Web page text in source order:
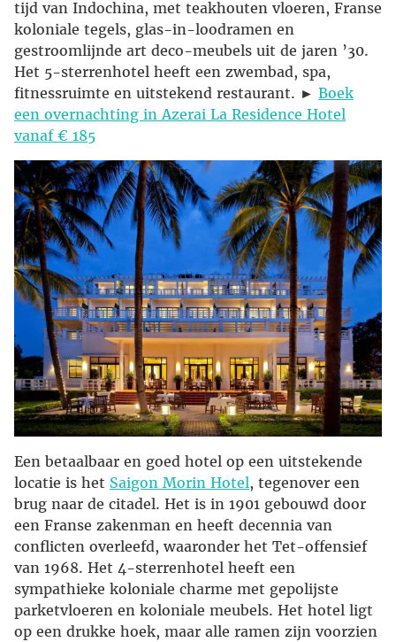
tijd van Indochina, met teakhouten vloeren, Franse
koloniale tegels, glas-in-loodramen en
gestroomlijnde art deco-meubels uit de jaren ’30.
Het 5-sterrenhotel heeft een zwembad, spa,
fitnessruimte en uitstekend restaurant. ► Boek
een overnachting in Azerai La Residence Hotel
vanaf € 185
Een betaalbaar en goed hotel op een uitstekende
locatie is het Saigon Morin Hotel, tegenover een
brug naar de citadel. Het is in 1901 gebouwd door
een Franse zakenman en heeft decennia van
conflicten overleefd, waaronder het Tet-offensief
van 1968. Het 4-sterrenhotel heeft een
sympathieke koloniale charme met gepolijste
parketvloeren en koloniale meubels. Het hotel ligt
op een drukke hoek, maar alle ramen zijn voorzien